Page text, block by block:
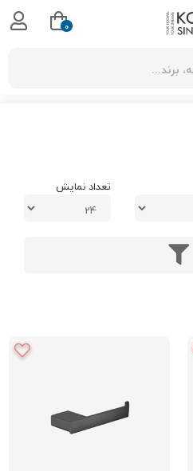
تعداد نمایش
0